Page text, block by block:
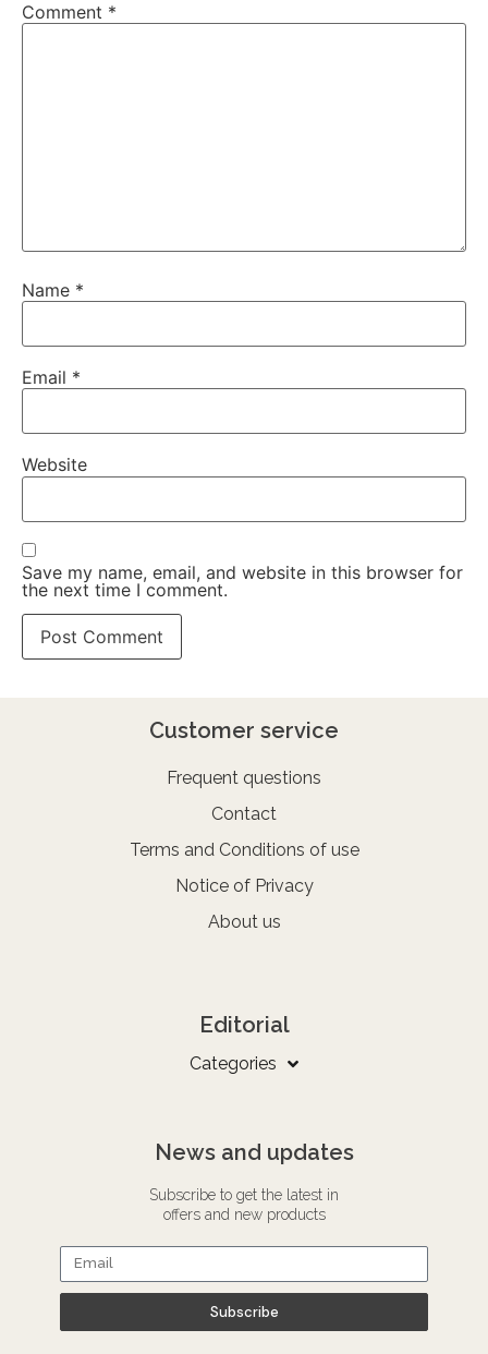
Comment *
Name *
Email *
Website
Save my name, email, and website in this browser for
the next time I comment.
Customer service
Frequent questions
Contact
Terms and Conditions of use
Notice of Privacy
About us
Editorial
Categories
News and updates
Subscribe to get the latest in
offers and new products
Subscribe